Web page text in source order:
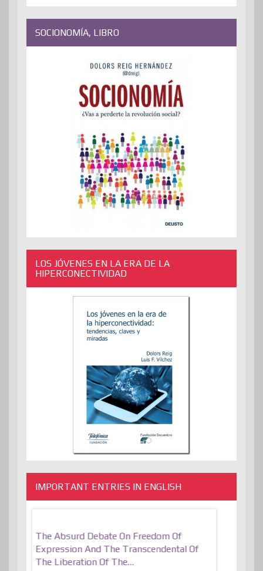
SOCIONOMÍA, LIBRO
LOS JÓVENES EN LA ERA DE LA
HIPERCONECTIVIDAD
IMPORTANT ENTRIES IN ENGLISH
The Absurd Debate On Freedom Of
Expression And The Transcendental Of
The Liberation Of The…